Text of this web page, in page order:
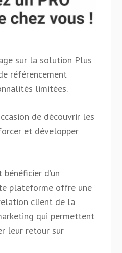
sur la solution Plus
référencement
limitées.
de découvrir les
et développer
d’un
plateforme offre une
client de la
qui permettent
leur retour sur